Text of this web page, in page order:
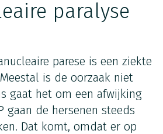
paralyse
parese is een ziekte
is de oorzaak niet
gaat het om een afwijking
gaan de hersenen steeds
Dat komt, omdat er op